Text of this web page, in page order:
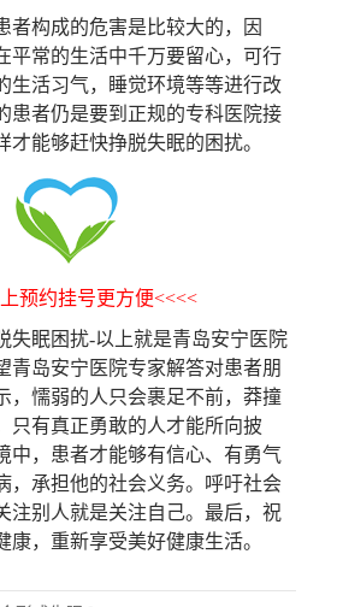
构成的危害是比较大的，因
平常的生活中千万要留心，可行
生活习气，睡觉环境等等进行改
患者仍是要到正规的专科医院接
才能够赶快挣脱失眠的困扰。
预约挂号更方便<<<<
眠困扰-以上就是青岛安宁医院
青岛安宁医院专家解答对患者朋
，懦弱的人只会裹足不前，莽撞
只有真正勇敢的人才能所向披
中，患者才能够有信心、有勇气
，承担他的社会义务。呼吁社会
注别人就是关注自己。最后，祝
康，重新享受美好健康生活。